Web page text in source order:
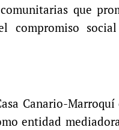
que
compromiso
Canario-
entidad